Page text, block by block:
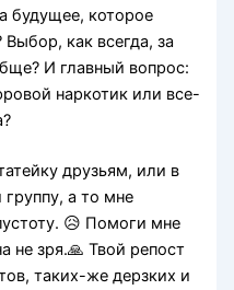
будущее, которое
как всегда, за
И главный вопрос:
наркотик или все-
друзьям, или в
группу, а то мне
😥 Помоги мне
не зря.🙏 Твой репост
таких-же дерзких и